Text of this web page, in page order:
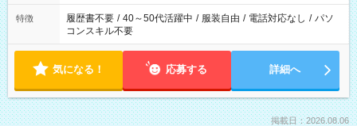
特徴 履歴書不要 / 40～50代活躍中 / 服装自由 / 電話対応なし / パソ
コンスキル不要
気になる！ 応募する 詳細へ
掲載日：2026.08.06